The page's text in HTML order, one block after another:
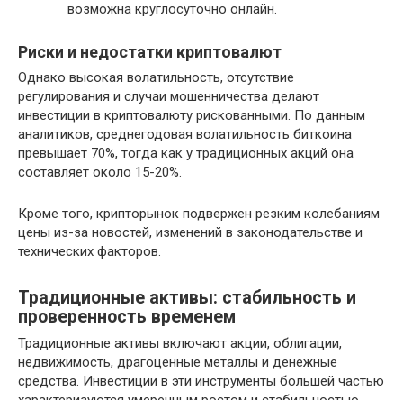
возможна круглосуточно онлайн.
Риски и недостатки криптовалют
Однако высокая волатильность, отсутствие
регулирования и случаи мошенничества делают
инвестиции в криптовалюту рискованными. По данным
аналитиков, среднегодовая волатильность биткоина
превышает 70%, тогда как у традиционных акций она
составляет около 15-20%.
Кроме того, крипторынок подвержен резким колебаниям
цены из-за новостей, изменений в законодательстве и
технических факторов.
Традиционные активы: стабильность и
проверенность временем
Традиционные активы включают акции, облигации,
недвижимость, драгоценные металлы и денежные
средства. Инвестиции в эти инструменты большей частью